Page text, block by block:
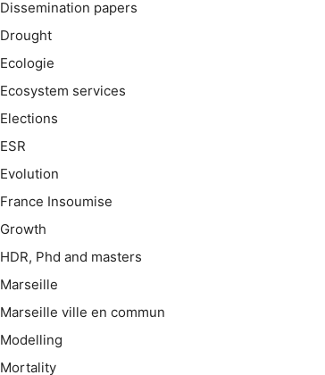
Dissemination papers
Drought
Ecologie
Ecosystem services
Elections
ESR
Evolution
France Insoumise
Growth
HDR, Phd and masters
Marseille
Marseille ville en commun
Modelling
Mortality